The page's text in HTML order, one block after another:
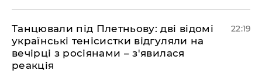
​Танцювали під Плетньову: дві відомі
українські тенісистки відгуляли на
вечірці з росіянами – з'явилася
реакція
22:19